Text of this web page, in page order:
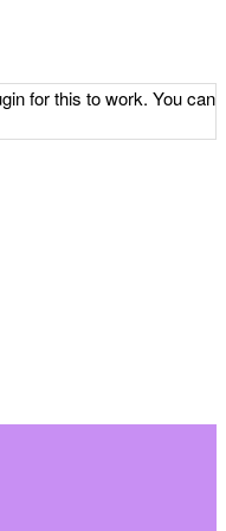
for this to work. You can